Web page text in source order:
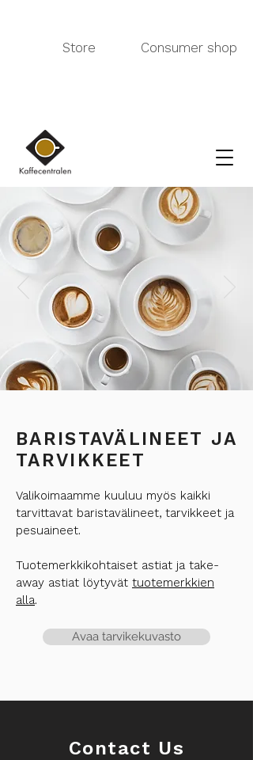
Store Consumer shop
BARISTAVÄLINEET JA
TARVIKKEET
Valikoimaamme kuuluu myös kaikki
tarvittavat baristavälineet, tarvikkeet ja
pesuaineet.
Tuotemerkkikohtaiset astiat ja take-
away astiat löytyvät tuotemerkkien
alla.
Avaa tarvikekuvasto
Contact Us